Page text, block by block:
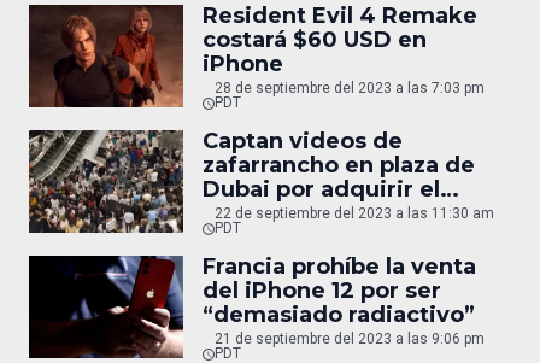
Resident Evil 4 Remake
costará $60 USD en
iPhone
28 de septiembre del 2023 a las 7:03 pm
PDT
Captan videos de
zafarrancho en plaza de
Dubai por adquirir el
iPhone 15
22 de septiembre del 2023 a las 11:30 am
PDT
Francia prohíbe la venta
del iPhone 12 por ser
“demasiado radiactivo”
21 de septiembre del 2023 a las 9:06 pm
PDT